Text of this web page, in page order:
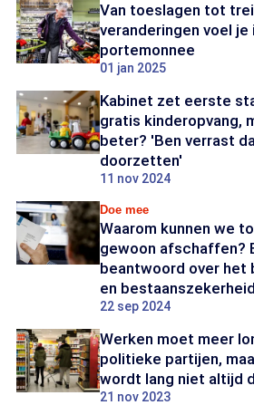
Van toeslagen tot
veranderingen voel je
portemonnee
01 jan 2025
Kabinet zet eerste
gratis kinderopvang,
beter? 'Ben verrast
doorzetten'
11 nov 2024
Doe mee
Waarom kunnen we
gewoon afschaffen?
beantwoord over het
en bestaanszekerheid
22 sep 2024
Werken moet meer
politieke partijen,
wordt lang niet altijd
21 nov 2023